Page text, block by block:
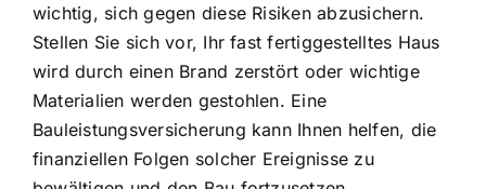
wichtig, sich gegen diese Risiken abzusichern.
Stellen Sie sich vor, Ihr fast fertiggestelltes Haus
wird durch einen Brand zerstört oder wichtige
Materialien werden gestohlen. Eine
Bauleistungsversicherung kann Ihnen helfen, die
finanziellen Folgen solcher Ereignisse zu